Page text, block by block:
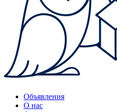
Объявления
О нас